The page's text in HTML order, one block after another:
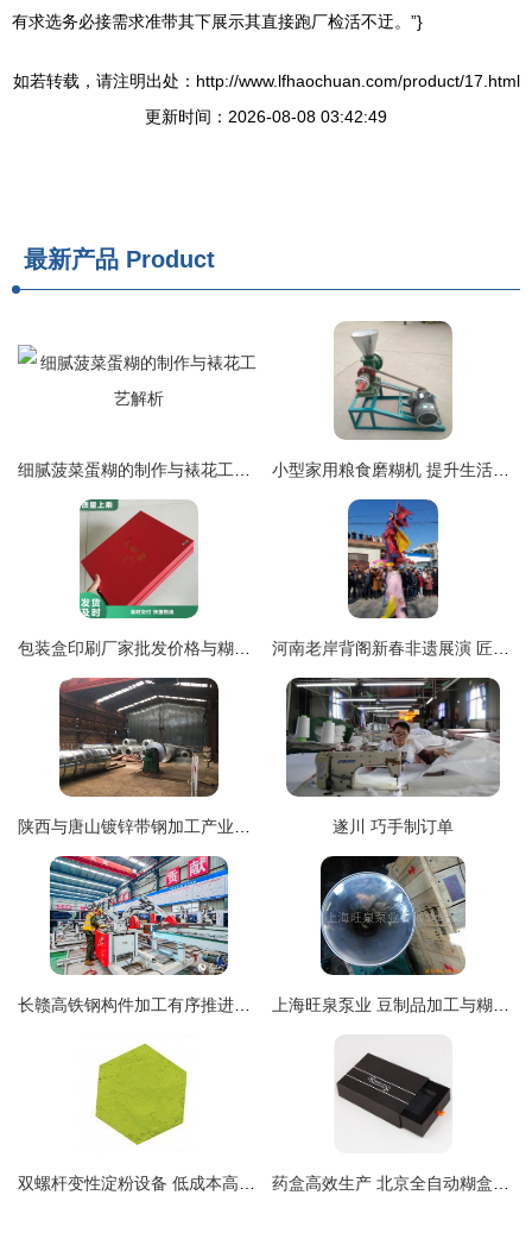
有求选务必接需求准带其下展示其直接跑厂检活不迂。”}
如若转载，请注明出处：http://www.lfhaochuan.com/product/17.html
更新时间：2026-08-08 03:42:49
最新产品 Product
遂川 巧手制订单